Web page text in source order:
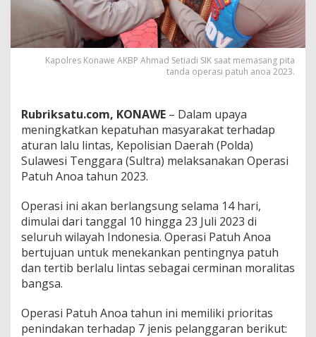
r
a
s
i
P
h
A
n
o
a
2
3
Kapolres Konawe AKBP Ahmad Setiadi SIK saat memasang pita
tanda operasi patuh anoa 2023.
Rubriksatu.com, KONAWE – Dalam upaya
meningkatkan kepatuhan masyarakat terhadap
aturan lalu lintas, Kepolisian Daerah (Polda)
Sulawesi Tenggara (Sultra) melaksanakan Operasi
Patuh Anoa tahun 2023.
Operasi ini akan berlangsung selama 14 hari,
dimulai dari tanggal 10 hingga 23 Juli 2023 di
seluruh wilayah Indonesia. Operasi Patuh Anoa
bertujuan untuk menekankan pentingnya patuh
dan tertib berlalu lintas sebagai cerminan moralitas
bangsa.
Operasi Patuh Anoa tahun ini memiliki prioritas
penindakan terhadap 7 jenis pelanggaran berikut: